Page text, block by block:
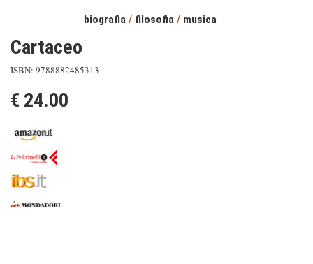
biografia / filosofia / musica
Cartaceo
ISBN: 9788882485313
€ 24.00